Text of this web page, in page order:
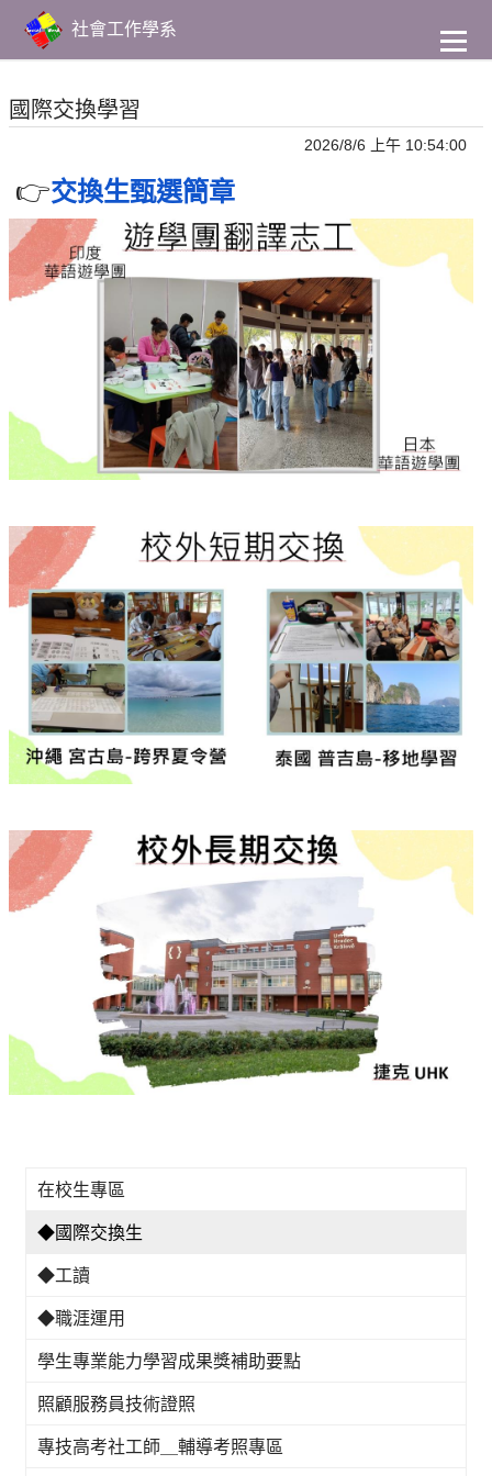
主
要
容
社會工作學系
國際交換學習
2026/8/6 上午 10:54:00
👉交換生甄選簡章
在校生專區
◆國際交換生
◆工讀
◆職涯運用
學生專業能力學習成果獎補助要點
照顧服務員技術證照
專技高考社工師＿輔導考照專區